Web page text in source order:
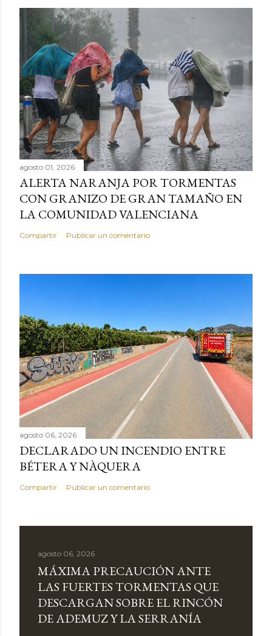
agosto 01, 2026
ALERTA NARANJA POR TORMENTAS
CON GRANIZO DE GRAN TAMAÑO EN
LA COMUNIDAD VALENCIANA
Compartir Publicar un comentario
agosto 06, 2026
DECLARADO UN INCENDIO ENTRE
BÉTERA Y NÀQUERA
Compartir Publicar un comentario
agosto 06, 2026
MÁXIMA PRECAUCIÓN ANTE
LAS FUERTES TORMENTAS QUE
DESCARGAN SOBRE EL RINCÓN
DE ADEMUZ Y LA SERRANÍA